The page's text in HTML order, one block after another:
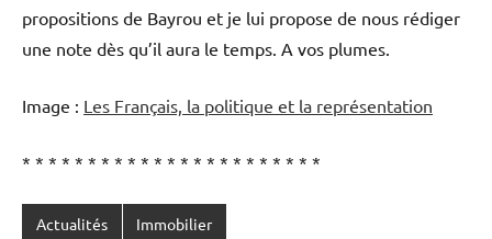
propositions de Bayrou et je lui propose de nous rédiger
une note dès qu’il aura le temps. A vos plumes.
Image : Les Français, la politique et la représentation
* * * * * * * * * * * * * * * * * * * * * * *
Actualités Immobilier